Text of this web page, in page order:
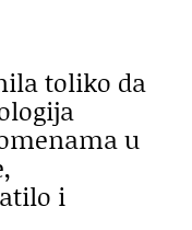
toliko da
u
i